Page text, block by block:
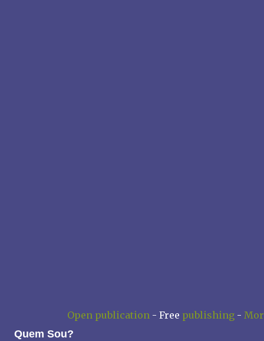
Open publication- Free publishing-
Quem Sou?